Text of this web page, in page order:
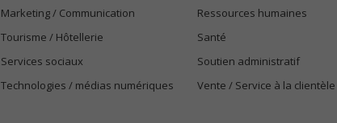
Marketing / Communication
Ressources humaines
Tourisme / Hôtellerie
Santé
Services sociaux
Soutien administratif
Technologies / médias numériques
Vente / Service à la clientèle